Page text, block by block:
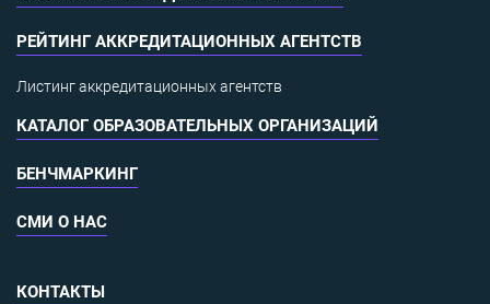
РЕЙТИНГ АККРЕДИТАЦИОННЫХ АГЕНТСТВ
Листинг аккредитационных агентств
КАТАЛОГ ОБРАЗОВАТЕЛЬНЫХ ОРГАНИЗАЦИЙ
БЕНЧМАРКИНГ
СМИ О НАС
КОНТАКТЫ